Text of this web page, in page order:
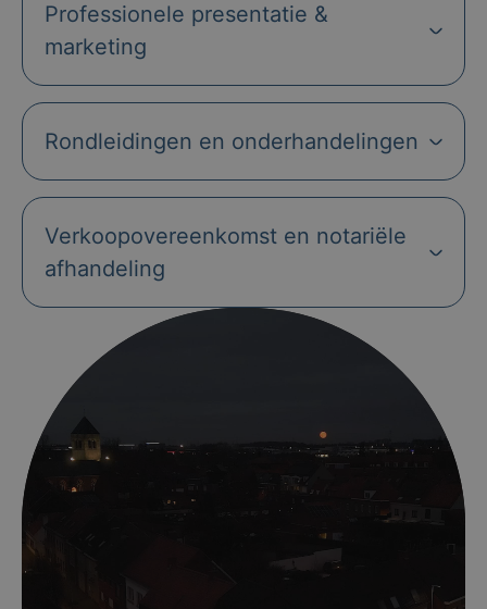
Professionele presentatie &
marketing
Rondleidingen en onderhandelingen
Verkoopovereenkomst en notariële
afhandeling